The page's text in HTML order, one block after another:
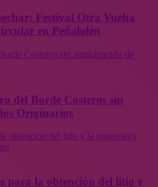
Festival Otra Vuelta
en Peñalolén
Costeros sin participación de
del Borde Costeros sin
Originarios
obtención del litio y la progresiva
para la obtención del litio y